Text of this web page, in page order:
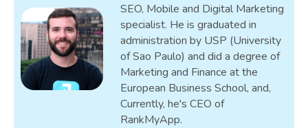
SEO, Mobile and Digital Marketing
specialist. He is graduated in
administration by USP (University
of Sao Paulo) and did a degree of
Marketing and Finance at the
European Business School, and,
Currently, he's CEO of
RankMyApp.